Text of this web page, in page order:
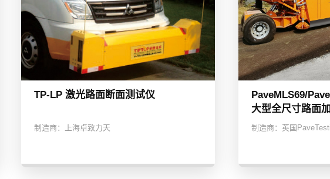
TP-LP 激光路面断面测试仪
制造商： 上海卓致力天
PaveMLS69/
大型全尺寸路面
制造商： 英国